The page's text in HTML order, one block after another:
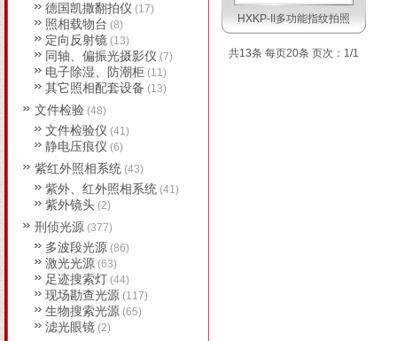
HXKP-II多功能指纹拍照
共13条 每页20条 页次：1/1
德国凯撒翻拍仪 (17)
照相载物台 (8)
定向反射镜 (13)
同轴、偏振光摄影仪 (7)
电子除湿、防潮柜 (11)
其它照相配套设备 (13)
文件检验 (48)
文件检验仪 (41)
静电压痕仪 (6)
紫红外照相系统 (43)
紫外、红外照相系统 (41)
紫外镜头 (2)
刑侦光源 (377)
多波段光源 (86)
激光光源 (63)
足迹搜索灯 (44)
现场勘查光源 (117)
生物搜索光源 (65)
滤光眼镜 (2)